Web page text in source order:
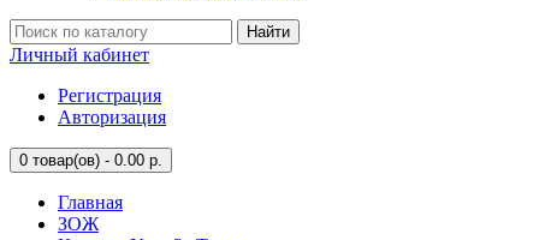
Найти
Личный кабинет
Регистрация
Авторизация
0 товар(ов) - 0.00 р.
Главная
ЗОЖ